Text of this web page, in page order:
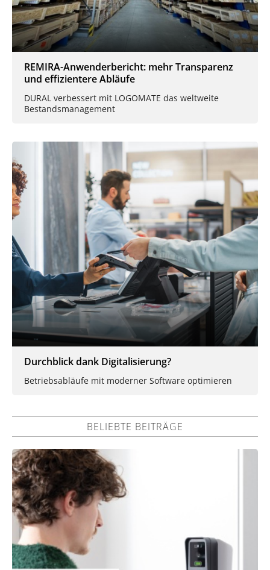
REMIRA-Anwenderbericht: mehr Transparenz
und effizientere Abläufe
DURAL verbessert mit LOGOMATE das weltweite
Bestandsmanagement
Durchblick dank Digitalisierung?
Betriebsabläufe mit moderner Software optimieren
BELIEBTE BEITRÄGE